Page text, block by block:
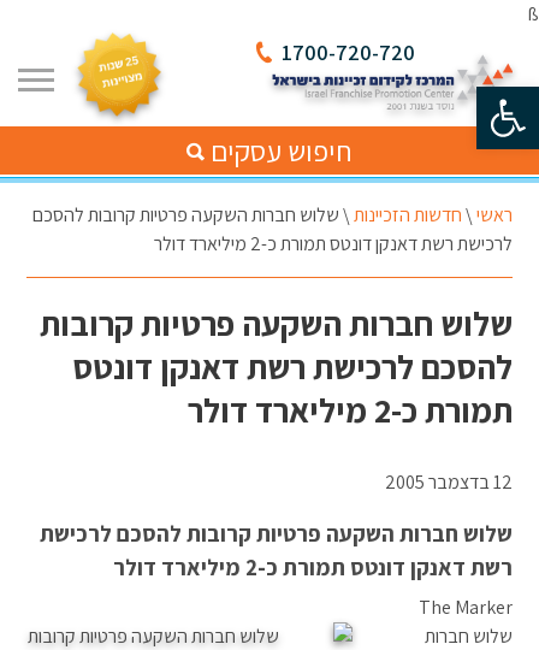
פתח סרגל נגישות
ß
1700-720-720
חיפוש עסקים
ראשי\חדשות הזכיינות\שלוש חברות השקעה פרטיות קרובות להסכם
לרכישת רשת דאנקן דונטס תמורת כ-2 מיליארד דולר
שלוש חברות השקעה פרטיות קרובות
להסכם לרכישת רשת דאנקן דונטס
תמורת כ-2 מיליארד דולר
12 בדצמבר 2005
שלוש חברות השקעה פרטיות קרובות להסכם לרכישת
רשת דאנקן דונטס תמורת כ-2 מיליארד דולר
The Marker
שלוש חברות